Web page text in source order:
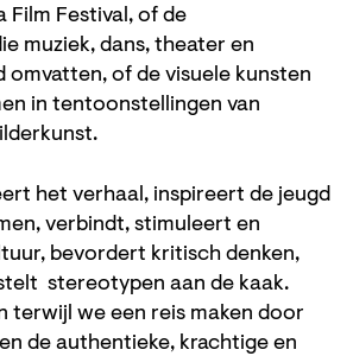
Film Festival, of de
muziek, dans, theater en
omvatten, of de visuele kunsten
in tentoonstellingen van
het verhaal, inspireert de jeugd
verbindt, stimuleert en
bevordert kritisch denken,
stereotypen aan de kaak.
terwijl we een reis maken door
de authentieke, krachtige en